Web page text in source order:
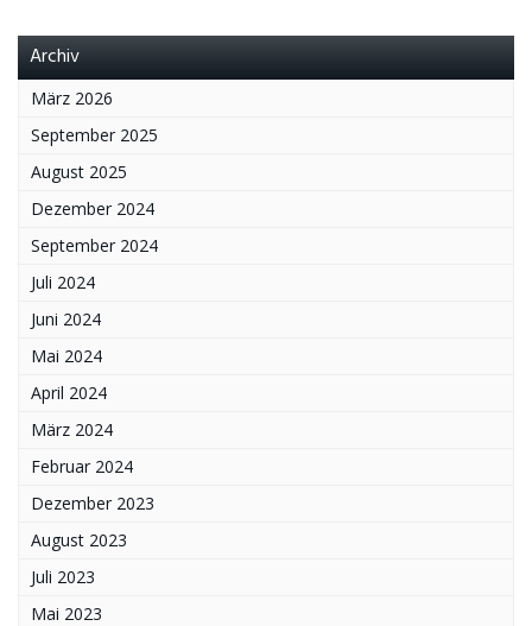
Archiv
März 2026
September 2025
August 2025
Dezember 2024
September 2024
Juli 2024
Juni 2024
Mai 2024
April 2024
März 2024
Februar 2024
Dezember 2023
August 2023
Juli 2023
Mai 2023